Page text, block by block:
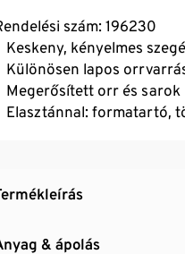
szám: 196230
Keskeny, kényelmes
Különösen lapos
Megerősített orr és sarok
Elasztánnal: formatartó,
& ápolás